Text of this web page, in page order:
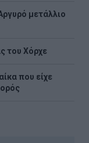
μετάλλιο
του Χόρχε
που είχε